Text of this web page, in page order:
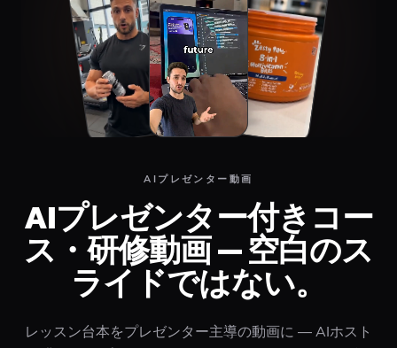
AIプレゼンター動画
AIプレゼンター付きコー
ス・研修動画 — 空白のス
ライドではない。
レッスン台本をプレゼンター主導の動画に — AIホスト